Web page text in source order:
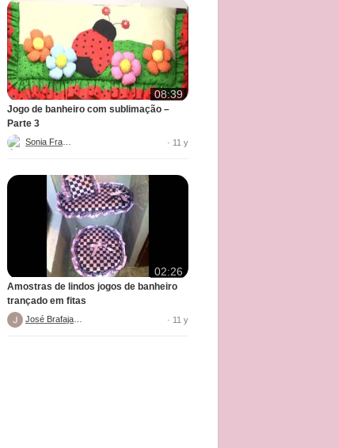
08:39
Jogo de banheiro com sublimação –
Parte 3
· 11 y
02:26
Amostras de lindos jogos de banheiro
trançado em fitas
· 11 y